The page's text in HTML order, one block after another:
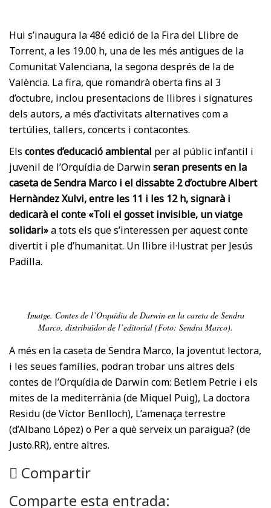
Hui s’inaugura la 48é edició de la Fira del Llibre de
Torrent, a les 19.00 h, una de les més antigues de la
Comunitat Valenciana, la segona després de la de
València. La fira, que romandrà oberta fins al 3
d’octubre, inclou presentacions de llibres i signatures
dels autors, a més d’activitats alternatives com a
tertúlies, tallers, concerts i contacontes.
Els contes d’educació ambiental per al públic infantil i
juvenil de l’Orquídia de Darwinseran presents en la
caseta de Sendra Marco i el dissabte 2 d’octubre Albert
Hernàndez Xulvi, entre les 11 i les 12 h, signarà i
dedicarà el conte «Toli el gosset invisible, un viatge
solidari»a tots els que s’interessen per aquest conte
divertit i ple d’humanitat. Un llibre il·lustrat per Jesús
Padilla.
Imatge. Contes de l’Orquídia de Darwin en la caseta de Sendra
Marco, distribuïdor de l’editorial (Foto: Sendra Marco).
A més en la caseta de Sendra Marco, la joventut lectora,
i les seues famílies, podran trobar uns altres dels
contes de l’Orquídia de Darwin com: Betlem Petrie i els
mites de la mediterrània (de Miquel Puig), La doctora
Residu (de Víctor Benlloch), L’amenaça terrestre
(d’Albano López) o Per a què serveix un paraigua? (de
Justo.RR), entre altres.
Compartir
Comparte esta entrada: